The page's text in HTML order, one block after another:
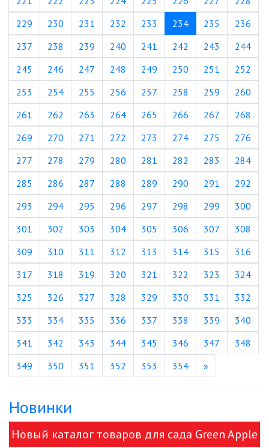
229
230 231 232 233 234(текущая)
235
236
237
238 239 240 241 242 243
244
245
246 247 248 249 250 251
252
253
254 255 256 257 258 259
260
261
262 263 264 265 266 267
268
269
270 271 272 273 274 275
276
277
278 279 280 281 282 283
284
285
286 287 288 289 290 291
292
293
294 295 296 297 298 299
300
301
302 303 304 305 306 307
308
309
310 311 312 313 314 315
316
317
318 319 320 321 322 323
324
325
326 327 328 329 330 331
332
333
334 335 336 337 338 339
340
341
342 343 344 345 346 347
348
349
350 351 352 353 354 »
Новинки
Новый каталог товаров для сада Green Apple